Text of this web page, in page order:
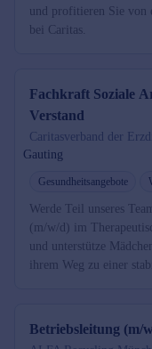
und profitieren Sie von
bei Caritas.
Fachkraft Soziale
Verstand
Caritasverband der
Gauting
Gesundheitsangebote
Werde Teil unseres
(m/w/d) im
und unterstütze
ihrem Weg zu einer
Betriebsleitung (m/